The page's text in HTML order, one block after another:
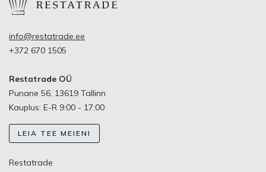
info@restatrade.ee
+372 670 1505
Restatrade OÜ
Punane 56, 13619 Tallinn
Kauplus: E-R 9:00 - 17:00
LEIA TEE MEIENI
Restatrade